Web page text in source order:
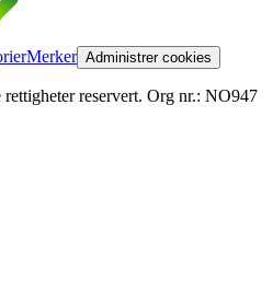
Merker Administrer cookies
reservert. Org nr.: NO947